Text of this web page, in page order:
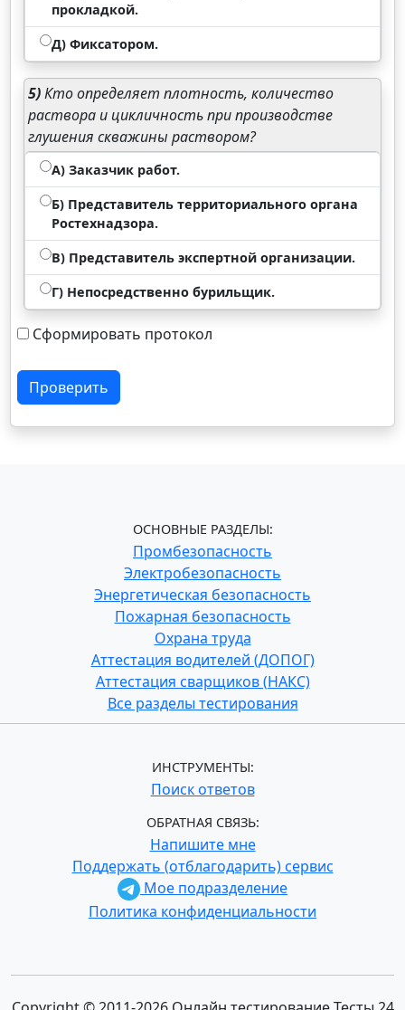
прокладкой.
Д) Фиксатором.
5)Кто определяет плотность, количество
раствора и цикличность при производстве
глушения скважины раствором?
А) Заказчик работ.
Б) Представитель территориального органа
Ростехнадзора.
В) Представитель экспертной организации.
Г) Непосредственно бурильщик.
Сформировать протокол
Проверить
ОСНОВНЫЕ РАЗДЕЛЫ:
Промбезопасность
Электробезопасность
Энергетическая безопасность
Пожарная безопасность
Охрана труда
Аттестация водителей (ДОПОГ)
Аттестация сварщиков (НАКС)
Все разделы тестирования
ИНСТРУМЕНТЫ:
Поиск ответов
ОБРАТНАЯ СВЯЗЬ:
Напишите мне
Поддержать (отблагодарить) сервис
Мое подразделение
Политика конфиденциальности